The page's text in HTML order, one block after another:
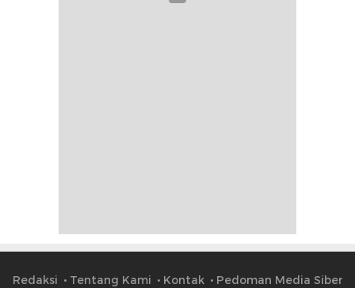
Redaksi Tentang Kami Kontak Pedoman Media Siber